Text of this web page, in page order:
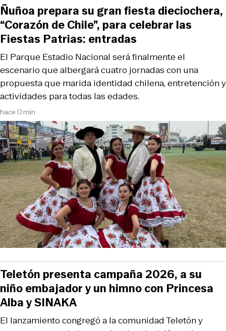
hace 0 min
El Parque Estadio Nacional será finalmente el
escenario que albergará cuatro jornadas con una
propuesta que marida identidad chilena, entretención y
actividades para todas las edades.
Ñuñoa prepara su gran fiesta dieciochera,
“Corazón de Chile”, para celebrar las
Fiestas Patrias: entradas
El lanzamiento congregó a la comunidad Teletón y
Teletón presenta campaña 2026, a su
niño embajador y un himno con Princesa
Alba y SINAKA